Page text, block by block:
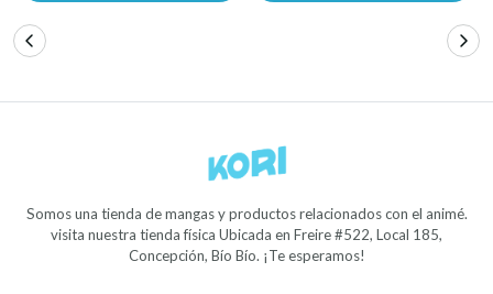
Somos una tienda de mangas y productos relacionados con el animé.
visita nuestra tienda física Ubicada en Freire #522, Local 185,
Concepción, Bío Bío. ¡Te esperamos!